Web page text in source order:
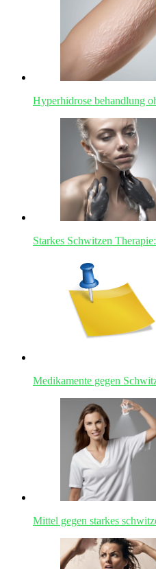
Hyperhidrose behandlung
Starkes Schwitzen
Medikamente gegen
Mittel gegen starkes